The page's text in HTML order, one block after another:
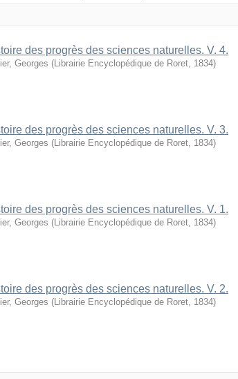
des progrès des sciences naturelles. V. 4.
Georges (Librairie Encyclopédique de Roret, 1834)
des progrès des sciences naturelles. V. 3.
Georges (Librairie Encyclopédique de Roret, 1834)
des progrès des sciences naturelles. V. 1.
Georges (Librairie Encyclopédique de Roret, 1834)
des progrès des sciences naturelles. V. 2.
Georges (Librairie Encyclopédique de Roret, 1834)